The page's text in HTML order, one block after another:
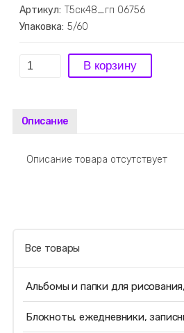
Артикул: Т5ск48_гп 06756
Упаковка: 5/60
Описание
Описание товара отсутствует
Все товары
Альбомы и папки для
Блокноты, ежедневники,